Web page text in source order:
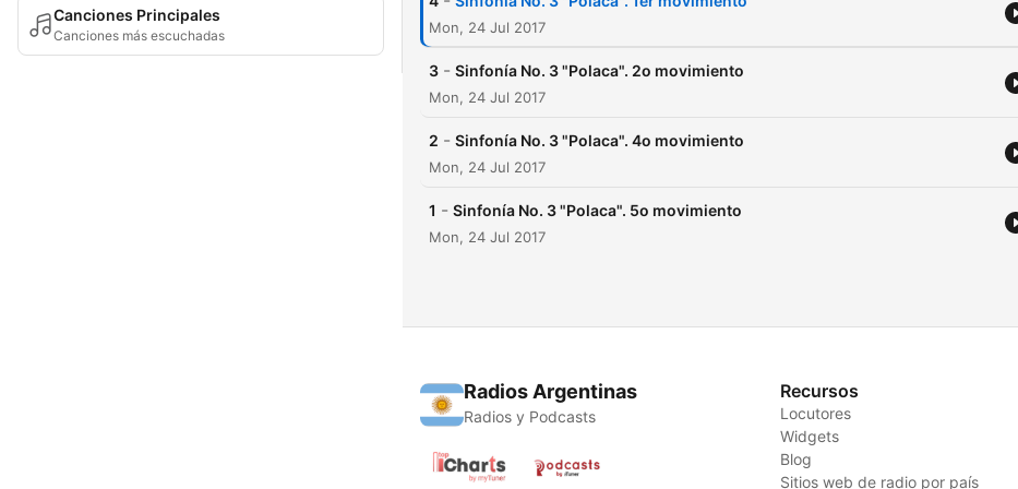
Canciones Principales
Canciones más escuchadas
El Cascanueces, El lago de los
óperas como Eugenio Oneguin
Francesca de Rimini y Hamlet.
compositor. Bajo la influencia
de la música occidental, más
específicamente del
Mon, 24 Jul 2017
3 - Sinfonía No. 3 "Polaca". 2o movimiento
Mon, 24 Jul 2017
2 - Sinfonía No. 3 "Polaca". 4o movimiento
Mon, 24 Jul 2017
1 - Sinfonía No. 3 "Polaca". 5o movimiento
Mon, 24 Jul 2017
Radios Argentinas
Radios y Podcasts
Recursos
Locutores
Widgets
Blog
Sitios web de radio por país